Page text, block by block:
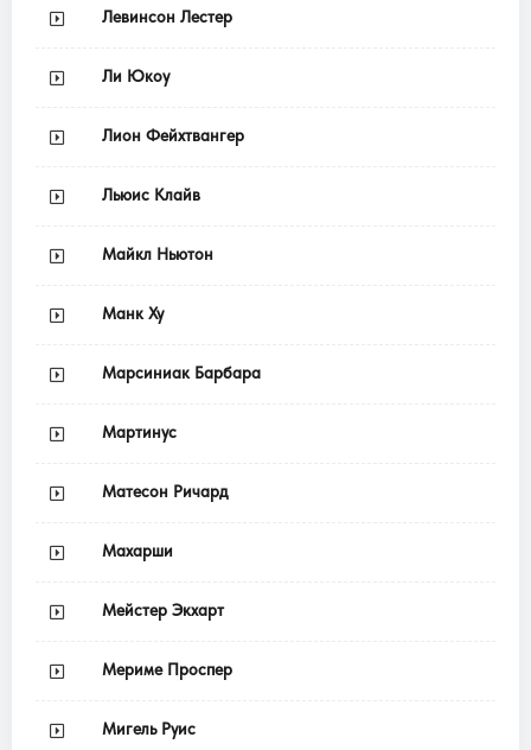
Левинсон Лестер
Ли Юкоу
Лион Фейхтвангер
Льюис Клайв
Майкл Ньютон
Манк Ху
Марсиниак Барбара
Мартинус
Матесон Ричард
Махарши
Мейстер Экхарт
Мериме Проспер
Мигель Руис